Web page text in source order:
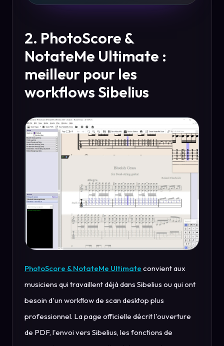
2. PhotoScore &
NotateMe Ultimate :
meilleur pour les
workflows Sibelius
PhotoScore & NotateMe Ultimate convient aux
musiciens qui travaillent déjà dans Sibelius ou qui ont
besoin d'un workflow de scan desktop plus
professionnel. La page officielle décrit l'ouverture
de PDF, l'envoi vers Sibelius, les fonctions de